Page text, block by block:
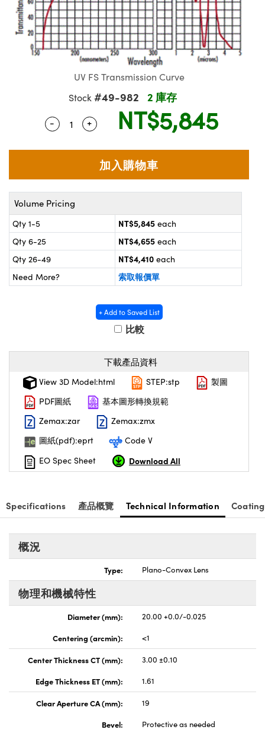
| 紅外線光學產品
Sputtering) Coated Optics |
Elements (DOE) | 繞射光學
Isolators | 晶體和隔離器
| 雷射偏光片
| 雷射稜鏡
Cameras
Lighting |顯微鏡照明
體視顯微鏡系統
| 顯微鏡濾光片
Stage Micrometers | 刻劃板或鏡
| 顯微鏡用結構件
鏡
and Couplers | 中繼鏡或耦合鏡
Microscopes | 袖珍顯微鏡
| Pixelink 相機
and Optomechanics | 相
Interface Cameras | 高速接口相
| 模擬相機
Components | 主動光學元件
and Detection
| 雷射防護
性裝置
Processing
Tomography
Components
Labs™
Components | SCHOTT 光學
and Production | 清倉實驗室
and Production | 重新認證實
用品
UV FS Transmission Curve
Stock #49-982 2 庫存
Quantity Selector
- Use the plus and minus buttons to
+ NT$5,845
Volume Pricing
Qty 1-5 NT$5,845 each
Qty 6-25
NT$4,655 each
Qty 26-49
NT$4,410 each
Need More?
索取報價單
+ Add to Saved List
比較
下載產品資料
View 3D Model:html STEP:stp
製圖
PDF圖紙
基本圖形轉換規範
Zemax:zar
Zemax:zmx
圖紙(pdf):eprt
Code V
EO Spec Sheet
Download All
Specifications 產品概覽 Technical Information
概況
Type: Plano-Convex Lens
物理和機械特性
Diameter (mm):
20.00 +0.0/-0.025
Centering (arcmin):
<1
Center Thickness CT (mm):
3.00 ±0.10
Edge Thickness ET (mm):
1.61
Clear Aperture CA (mm):
19
Bevel:
Protective as needed